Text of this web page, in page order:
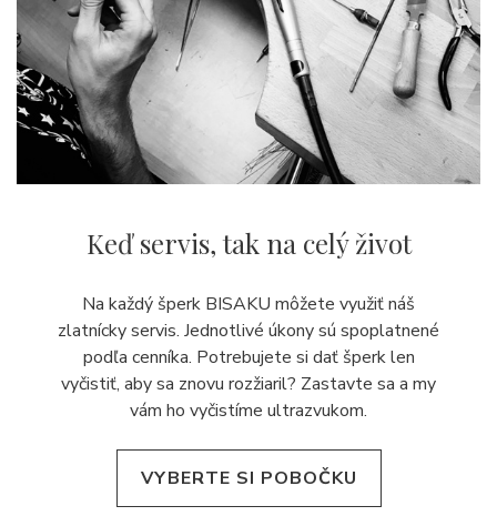
Keď servis,tak na celý život
Na každý šperk BISAKU môžete využiť náš
zlatnícky servis. Jednotlivé úkony sú spoplatnené
podľa cenníka. Potrebujete si dať šperk len
vyčistiť, aby sa znovu rozžiaril? Zastavte sa a my
vám ho vyčistíme ultrazvukom.
VYBERTE SI POBOČKU